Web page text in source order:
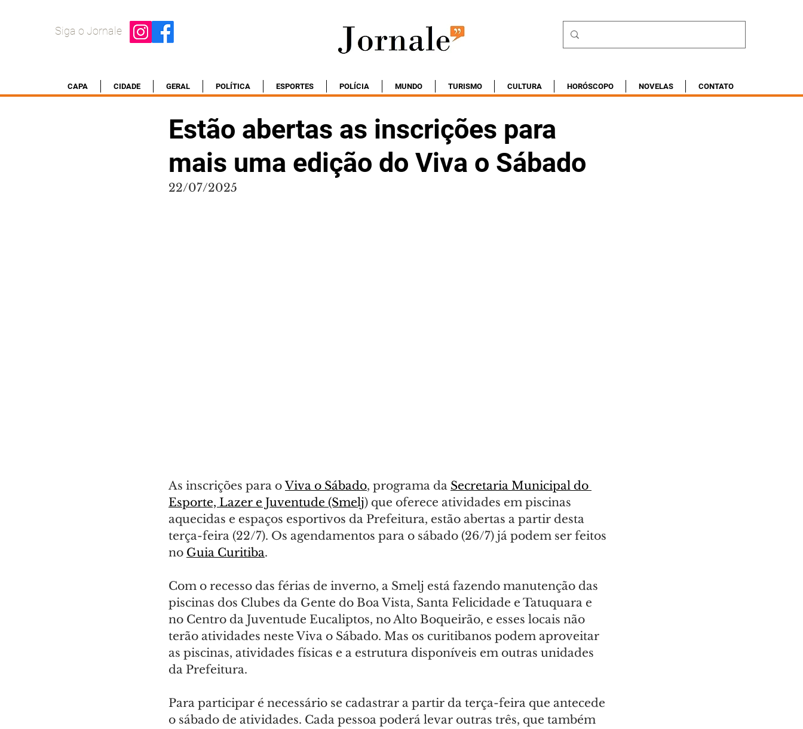
Siga o Jornale
CAPA CIDADE GERAL POLÍTICA ESPORTES POLÍCIA MUNDO TURISMO CULTURA HORÓSCOPO NOVELAS CONTATO
Estão abertas as inscrições para
mais uma edição do Viva o Sábado
22/07/2025
As inscrições para o Viva o Sábado, programa da Secretaria Municipal do
Esporte, Lazer e Juventude (Smelj) que oferece atividades em piscinas
aquecidas e espaços esportivos da Prefeitura, estão abertas a partir desta
terça-feira (22/7). Os agendamentos para o sábado (26/7) já podem ser feitos
no Guia Curitiba.
Com o recesso das férias de inverno, a Smelj está fazendo manutenção das
piscinas dos Clubes da Gente do Boa Vista, Santa Felicidade e Tatuquara e
no Centro da Juventude Eucaliptos, no Alto Boqueirão, e esses locais não
terão atividades neste Viva o Sábado. Mas os curitibanos podem aproveitar
as piscinas, atividades físicas e a estrutura disponíveis em outras unidades
da Prefeitura.
Para participar é necessário se cadastrar a partir da terça-feira que antecede
o sábado de atividades. Cada pessoa poderá levar outras três, que também